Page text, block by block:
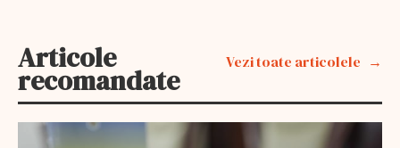
Articole
recomandate
Vezi toate articolele